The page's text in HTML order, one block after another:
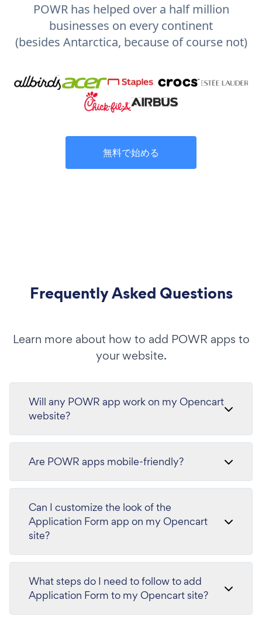
POWR has helped over a half million
businesses on every continent
(besides Antarctica, because of course not)
無料で始める
Frequently Asked Questions
Learn more about how to add POWR apps to
your website.
Will any POWR app work on my Opencart
website?
Are POWR apps mobile-friendly?
Can I customize the look of the
Application Form app on my Opencart
site?
What steps do I need to follow to add
Application Form to my Opencart site?